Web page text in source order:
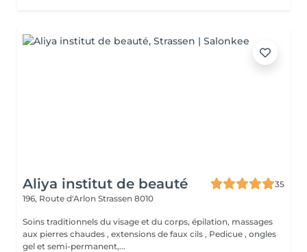
Aliya institut de beauté
35
196, Route d'Arlon Strassen 8010
Soins traditionnels du visage et du corps, épilation, massages
aux pierres chaudes , extensions de faux cils , Pedicue , ongles
gel et semi-permanent,...